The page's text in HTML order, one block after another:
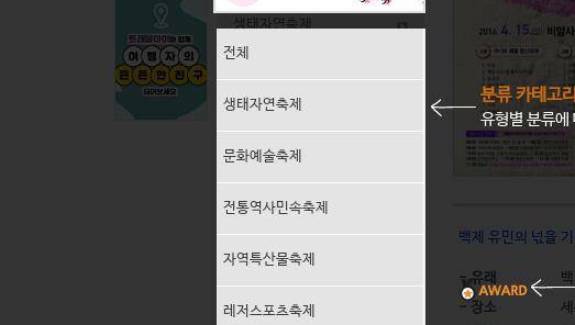
생태자연축제
문화예술축제
전통역사민속축제
지역특산물축제
레저스포츠축제
기타(교육,경연,산업등)
백제 유민의 넋을 기
- 유래
- 장소
분류 카테고리
유형별 분류에
전체
생태자연축제
문화예술축제
전통역사민속축제
자역특산물축제
레저스포츠축제